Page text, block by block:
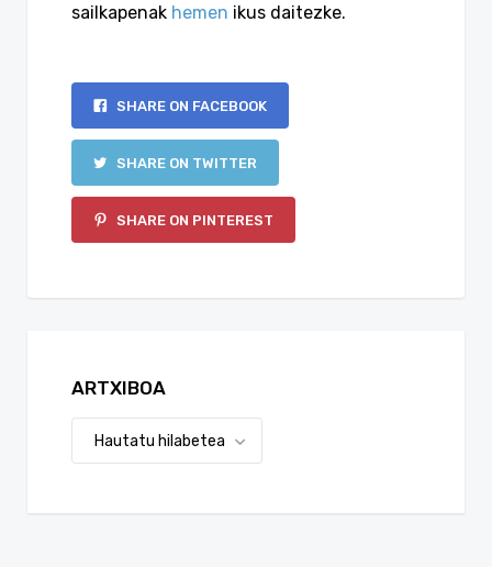
sailkapenak hemen ikus daitezke.
SHARE ON FACEBOOK
SHARE ON TWITTER
SHARE ON PINTEREST
ARTXIBOA